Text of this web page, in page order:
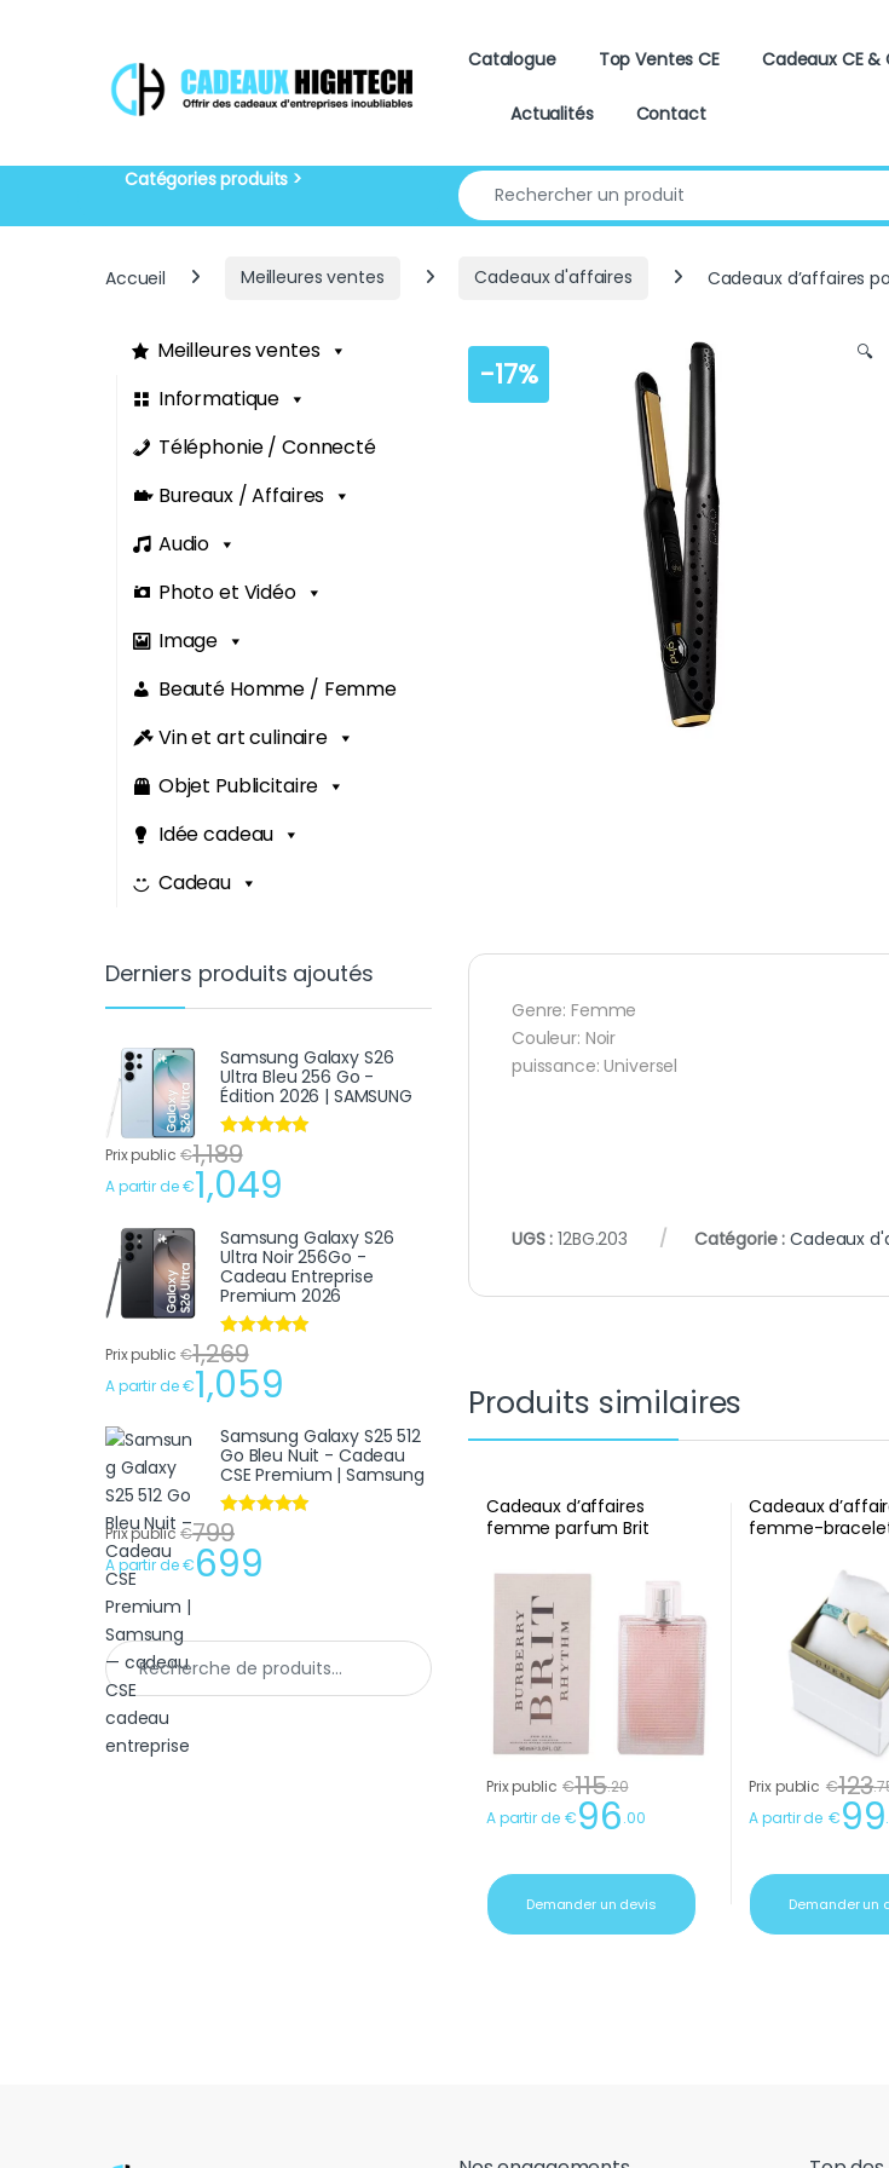
Catalogue
Top Ventes CE Cadeaux CE &
Actualités Contact
Search for:
Accueil Meilleures ventes Cadeaux d'affaires Cadeaux d’affaires
-17%
🔍
Genre: Femme
Couleur: Noir
puissance: Universel
UGS :12BG.203 Catégorie :Cadeaux
Produits similaires
Cadeaux d’affaires
femme parfum Brit
Prix public €115.20
A partir de €96.00
Demander un devis
Cadeaux
femme-
Prix public €123.
A partir de €99.
Demander un
Meilleures ventes
Informatique
Téléphonie / Connecté
Bureaux / Affaires
Audio
Photo et Vidéo
Image
Beauté Homme / Femme
Vin et art culinaire
Objet Publicitaire
Idée cadeau
Cadeau
Derniers produits ajoutés
Samsung Galaxy S26
Ultra Bleu 256 Go -
Édition 2026 | SAMSUNG
Note
sur 5
Prix public €1,189
A partir de €1,049
Samsung Galaxy S26
Ultra Noir 256Go -
Cadeau Entreprise
Premium 2026
Note
sur 5
Prix public €1,269
A partir de €1,059
Samsung Galaxy S25 512
Go Bleu Nuit - Cadeau
CSE Premium | Samsung
Note
sur 5
Prix public €799
A partir de €699
Recherche pour :